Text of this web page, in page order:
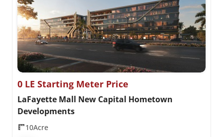
0 LE Starting Meter Price
LaFayette Mall New Capital Hometown
Developments
10Acre